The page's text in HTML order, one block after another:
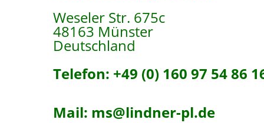
Weseler Str. 675c
48163 Münster
Deutschland
Telefon: +49 (0) 160 97 54 86
Mail: ms@lindner-pl.de